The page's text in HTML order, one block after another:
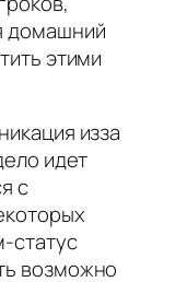
домашний
этими
изза
идет
с
статус
возможно